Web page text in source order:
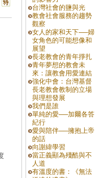
台灣社會的鹽與光
教會社會服務的趨勢
觀察
女人的家和天下──婦
女角色的可能想像和
展望
長老教會的青年掙扎
青年夢想的教會未
來：讓教會用愛連結
強化中會：台灣基督
長老教會教制的立場
與理想發展
我們是誰
單純的愛­──加爾各答
紀行
愛與陪伴──擁抱上帝
的話
向謝緯學習
當正義顯為殘酷與不
人道
有溫度的書：《無法